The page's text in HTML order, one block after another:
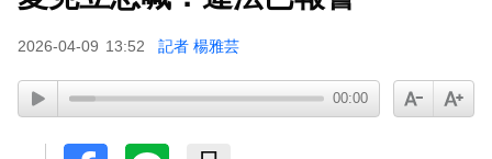
2026-04-09 13:52 記者 楊雅芸
00:00